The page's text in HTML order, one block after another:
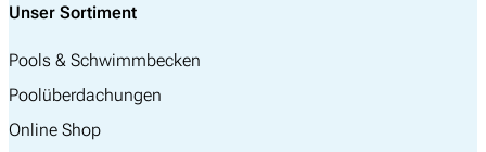
Unser Sortiment
Pools & Schwimmbecken
Poolüberdachungen
Online Shop